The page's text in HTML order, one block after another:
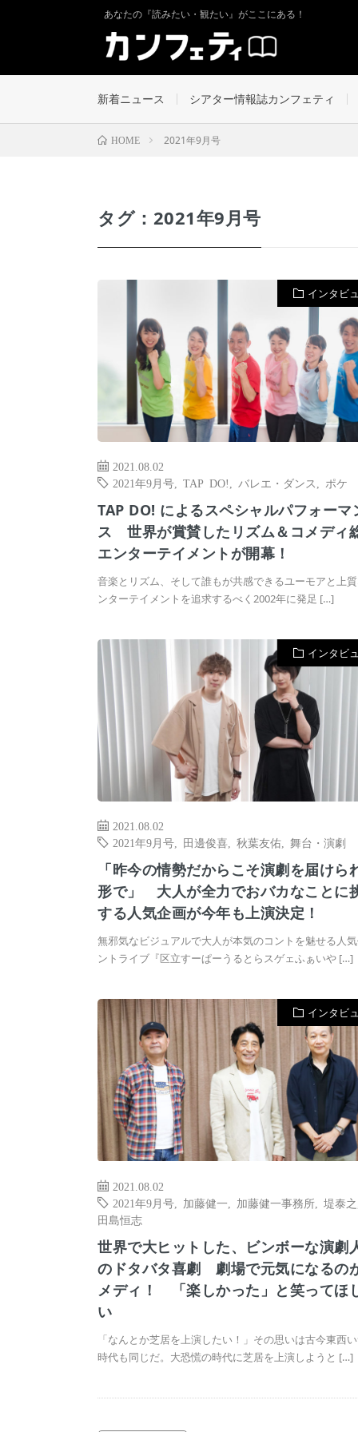
あなたの『読みたい・観たい』がここにある！
新着ニュース シアター情報誌カンフェティ
HOME 2021年9月号
タグ：2021年9月号
インタビ
2021.08.02
2021年9月号
TAP DO! バレエ・ダンス ポケ
TAP DO! によるスペシャルパフォーマ
ス 世界が賞賛したリズム＆コメディ
エンターテイメントが開幕！
音楽とリズム、そして誰もが共感できるユーモアと上
ンターテイメントを追求するべく2002年に発足 […]
インタビ
2021.08.02
2021年9月号
田邊俊喜 秋葉友佑 舞台・演劇
「昨今の情勢だからこそ演劇を届けら
形で」 大人が全力でおバカなことに
する人気企画が今年も上演決定！
無邪気なビジュアルで大人が本気のコントを魅せる人
ントライブ『区立すーぱーうるとらスゲェふぁいや […]
インタビ
2021.08.02
2021年9月号
加藤健一 加藤健一事務所 堤泰之
田島恒志
世界で大ヒットした、ビンボーな演劇
のドタバタ喜劇 劇場で元気になるの
メディ！ 「楽しかった」と笑ってほ
い
「なんとか芝居を上演したい！」その思いは古今東西
時代も同じだ。大恐慌の時代に芝居を上演しようと […]